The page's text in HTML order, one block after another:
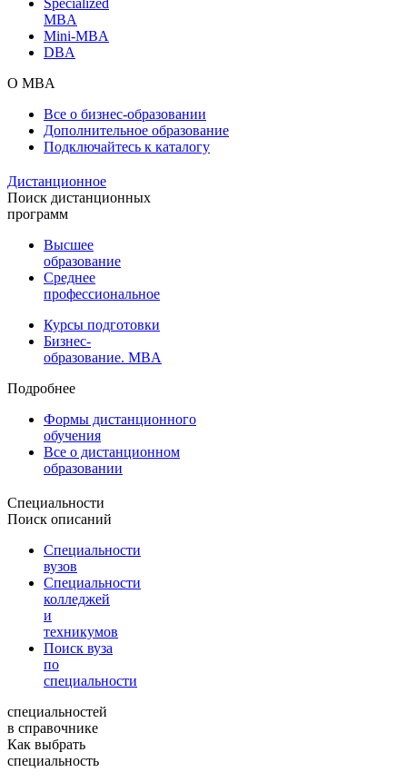
MBA
Mini-MBA
DBA
О MBA
Все о бизнес-образовании
Дополнительное образование
Подключайтесь к каталогу
Дистанционное
Поиск дистанционных
программ
Высшее
образование
Среднее
профессиональное
Курсы подготовки
Бизнес-
образование. MBA
Подробнее
Формы дистанционного
обучения
Все о дистанционном
образовании
Специальности
Поиск описаний
Специальности
вузов
Специальности
колледжей
и
техникумов
Поиск вуза
по
специальности
специальностей
в справочнике
Как выбрать
специальность